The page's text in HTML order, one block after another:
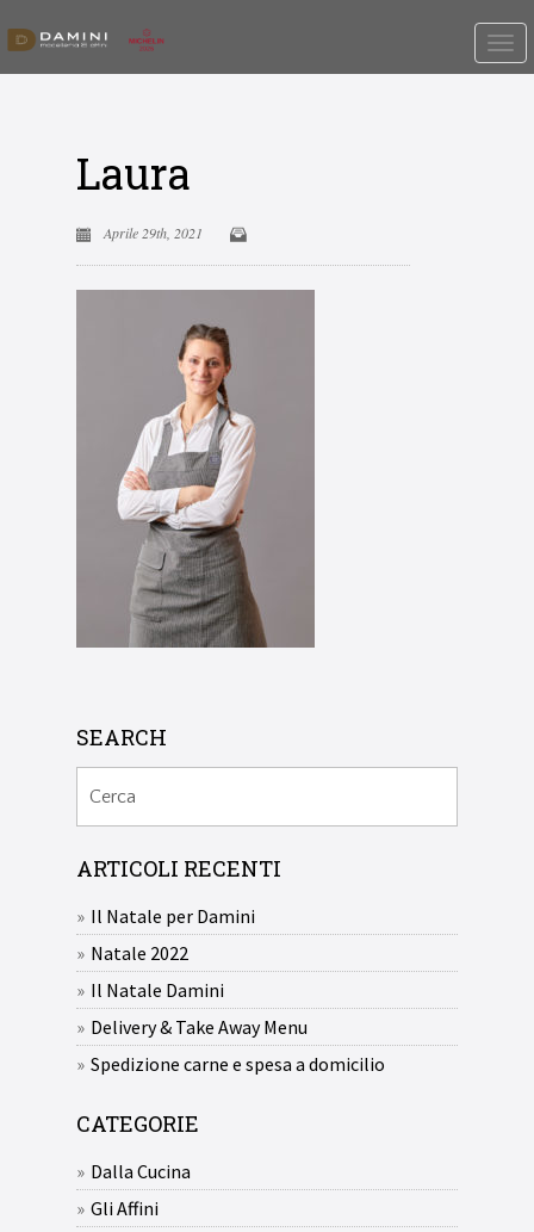
Laura
Aprile 29th, 2021
SEARCH
ARTICOLI RECENTI
Il Natale per Damini
Natale 2022
Il Natale Damini
Delivery & Take Away Menu
Spedizione carne e spesa a domicilio
CATEGORIE
Dalla Cucina
Gli Affini